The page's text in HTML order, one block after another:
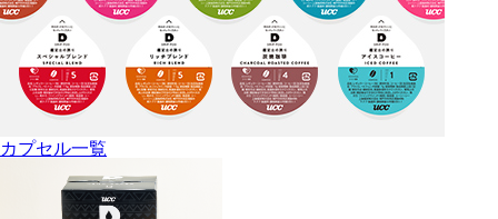
カプセル一覧